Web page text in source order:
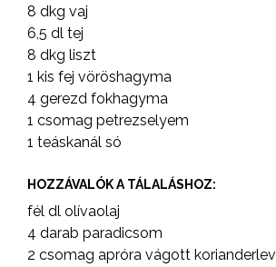
8 dkg vaj
6,5 dl tej
8 dkg liszt
1 kis fej vöröshagyma
4 gerezd fokhagyma
1 csomag petrezselyem
1 teáskanál só
HOZZÁVALÓK A TÁLALÁSHOZ:
fél dl olívaolaj
4 darab paradicsom
2 csomag apróra vágott